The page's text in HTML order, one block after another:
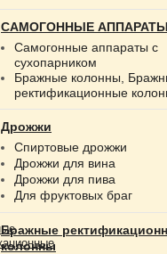
САМОГОННЫЕ АППАРАТЫ
Самогонные аппараты с
сухопарником
Бражные колонны,
ректификационные
Дрожжи
Спиртовые дрожжи
Дрожжи для вина
Дрожжи для пива
Для фруктовых браг
Бражные
колонны